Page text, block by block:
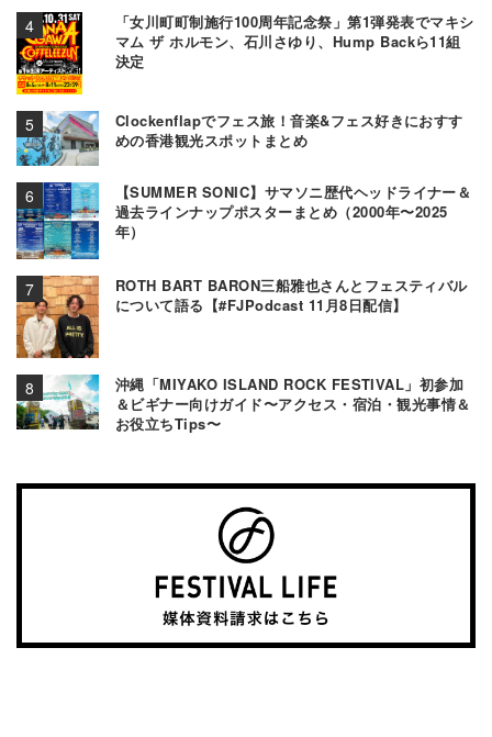
「女川町町制施行100周年記念祭」第1弾発表でマキシ
マム ザ ホルモン、石川さゆり、Hump Backら11組
決定
Clockenflapでフェス旅！音楽&フェス好きにおすす
めの香港観光スポットまとめ
【SUMMER SONIC】サマソニ歴代ヘッドライナー＆
過去ラインナップポスターまとめ（2000年〜2025
年）
ROTH BART BARON三船雅也さんとフェスティバル
について語る【#FJPodcast 11月8日配信】
沖縄「MIYAKO ISLAND ROCK FESTIVAL」初参加
＆ビギナー向けガイド〜アクセス・宿泊・観光事情＆
お役立ちTips〜